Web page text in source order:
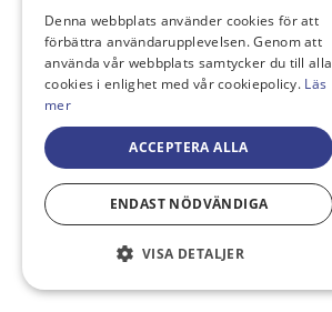
Denna webbplats använder cookies för att
förbättra användarupplevelsen. Genom att
använda vår webbplats samtycker du till alla
cookies i enlighet med vår cookiepolicy. Läs
mer
ACCEPTERA ALLA
ENDAST NÖDVÄNDIGA
VISA DETALJER